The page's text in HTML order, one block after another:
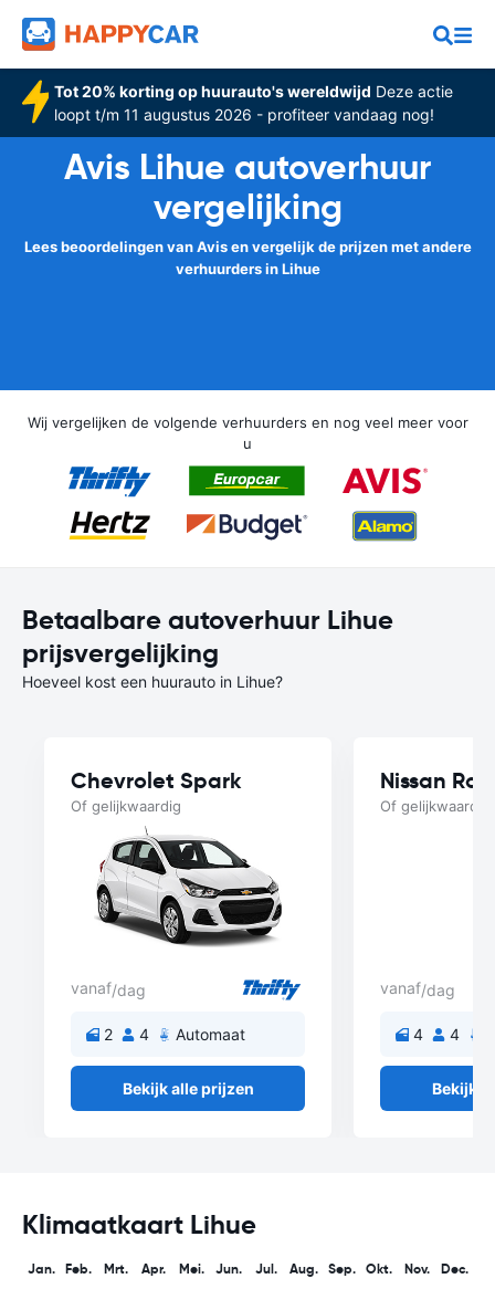
Tot 20% korting op huurauto's wereldwijd Deze actie
loopt t/m 11 augustus 2026 - profiteer vandaag nog!
Avis Lihue autoverhuur
vergelijking
Lees beoordelingen van Avis en vergelijk de prijzen met andere
verhuurders in Lihue
Wij vergelijken de volgende verhuurders en nog veel meer voor
u
Betaalbare autoverhuur Lihue
prijsvergelijking
Hoeveel kost een huurauto in Lihue?
Chevrolet Spark
Of gelijkwaardig
vanaf/dag
2 4 Automaat
Bekijk alle prijzen
Nissan
Of gelijkwaardig
vanaf/dag
4 4
Bekijk
Klimaatkaart Lihue
Jan. Feb. Mrt. Apr. Mei. Jun. Jul. Aug. Sep. Okt. Nov. Dec.